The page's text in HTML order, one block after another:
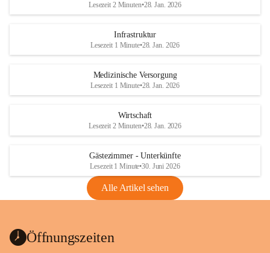
Lesezeit 2 Minuten•28. Jan. 2026
Infrastruktur
Lesezeit 1 Minute•28. Jan. 2026
Medizinische Versorgung
Lesezeit 1 Minute•28. Jan. 2026
Wirtschaft
Lesezeit 2 Minuten•28. Jan. 2026
Gästezimmer - Unterkünfte
Lesezeit 1 Minute•30. Juni 2026
Alle Artikel sehen
Öffnungszeiten